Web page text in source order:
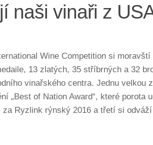
naši vinaři z
Wine Competition si
13 zlatých, 35 stříbrných a 32
vinařského centra. Jednu
„Best of Nation Award“, které porota
Ryzlink rýnský 2016 a třetí si